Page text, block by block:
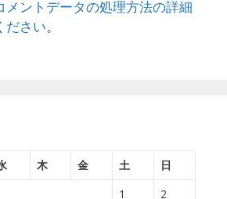
メントデータの処理方法の詳細
ださい。
木 金 土 日
1
2